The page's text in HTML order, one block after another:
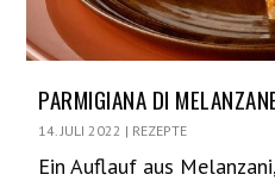
PARMIGIANA DI
14. JULI 2022 | REZEPTE
Ein Auflauf aus